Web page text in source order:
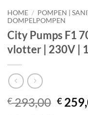
HOME / POMPEN |
DOMPELPOMPEN
City Pumps F1
vlotter | 230V |
€293,00 €